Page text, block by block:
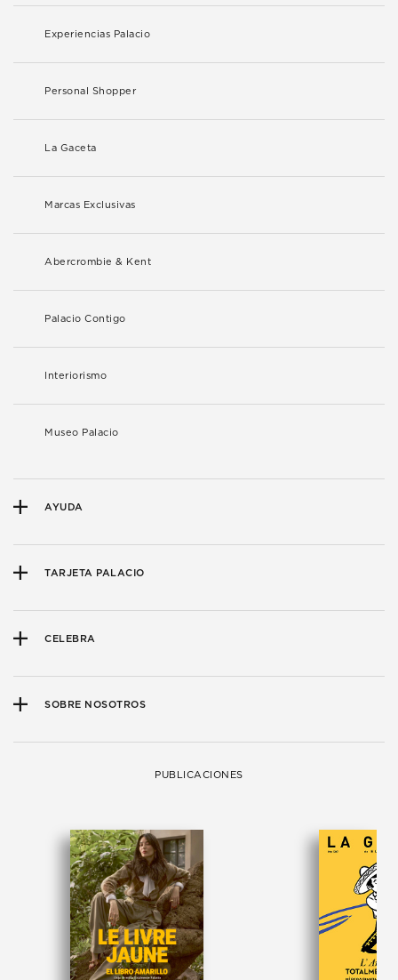
Experiencias Palacio
Personal Shopper
La Gaceta
Marcas Exclusivas
Abercrombie & Kent
Palacio Contigo
Interiorismo
Museo Palacio
AYUDA
TARJETA PALACIO
CELEBRA
SOBRE NOSOTROS
PUBLICACIONES